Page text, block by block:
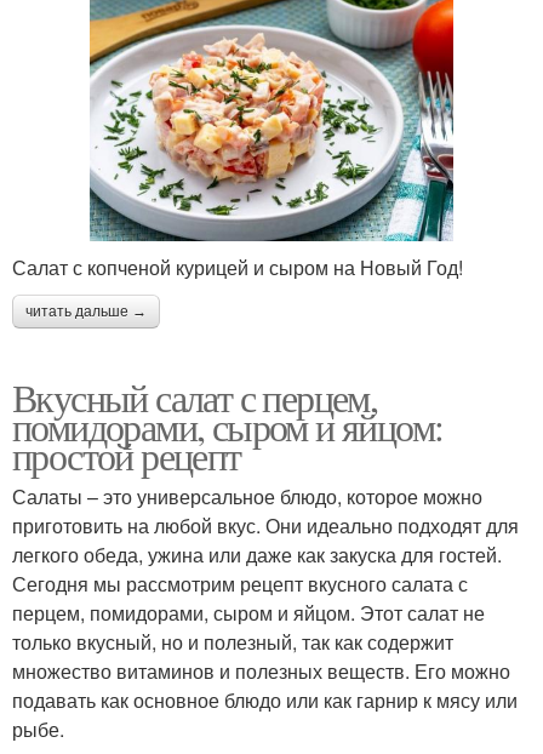
Салат с копченой курицей и сыром на Новый Год!
читать дальше →
Вкусный салат с перцем,
помидорами, сыром и яйцом:
простой рецепт
Салаты – это универсальное блюдо, которое можно
приготовить на любой вкус. Они идеально подходят для
легкого обеда, ужина или даже как закуска для гостей.
Сегодня мы рассмотрим рецепт вкусного салата с
перцем, помидорами, сыром и яйцом. Этот салат не
только вкусный, но и полезный, так как содержит
множество витаминов и полезных веществ. Его можно
подавать как основное блюдо или как гарнир к мясу или
рыбе.